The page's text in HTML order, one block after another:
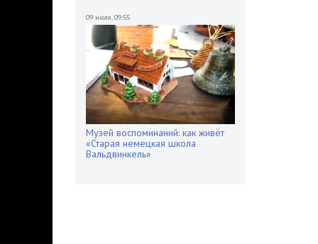
09 июля,09:55
Музей воспоминаний: как живёт
«Старая немецкая школа
Вальдвинкель»